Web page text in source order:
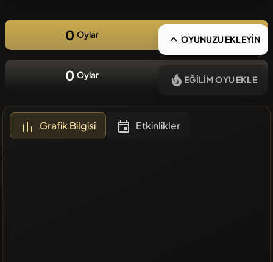
0 Oylar OYUNUZU EKLEYİN
0 Oylar EĞİLİM OYU EKLE
Grafik Bilgisi Etkinlikler